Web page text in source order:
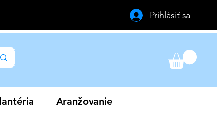
Prihlásiť sa
Aranžovanie